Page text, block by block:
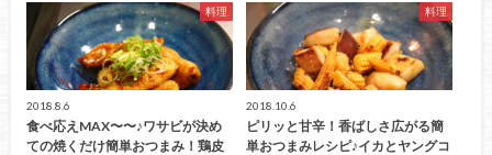
料理
2018.8.6
食べ応えMAX〜〜♪ワサビが決め
ての焼くだけ簡単おつまみ！鶏皮
料理
2018.10.6
ピリッと甘辛！香ばしさ広がる簡
単おつまみレシピ♪イカとヤングコ